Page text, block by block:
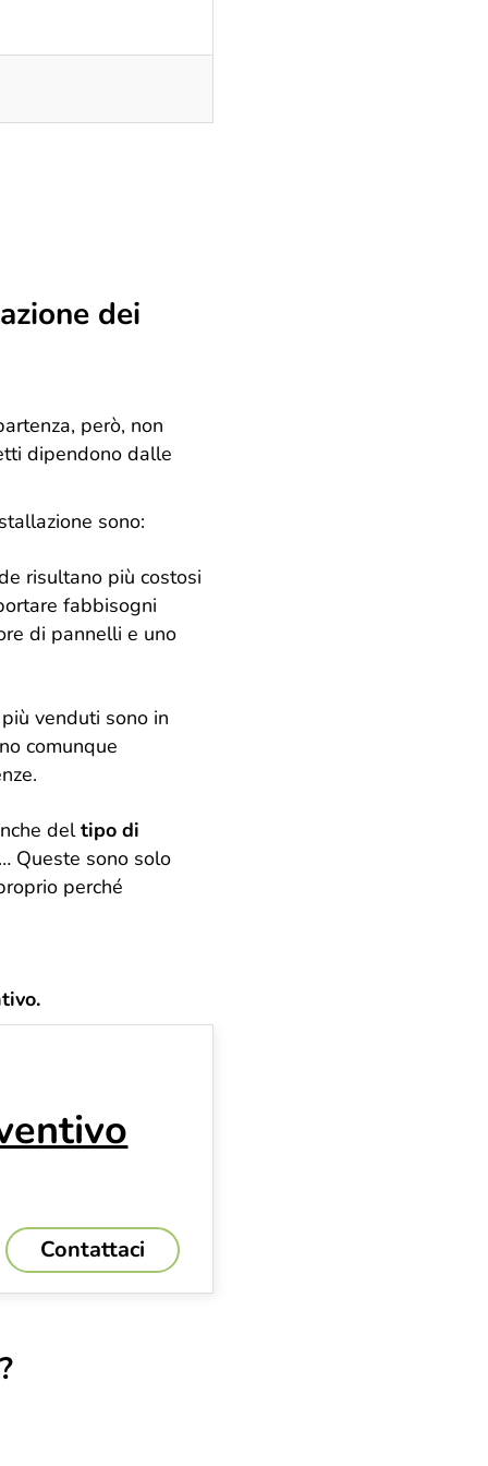
dei
però, non
dipendono dalle
sono:
risultano più costosi
fabbisogni
di pannelli e uno
venduti sono in
comunque
deltipo di
Queste sono solo
perché
Contattaci